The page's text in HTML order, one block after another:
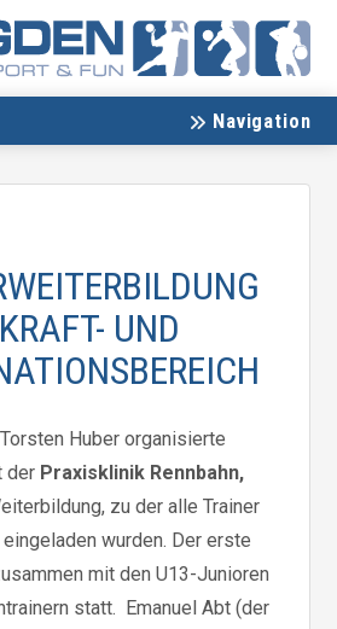
Navigation
UND
Huber organisierte
der Praxisklinik Rennbahn,
zu der alle Trainer
wurden. Der erste
mit den U13-Junioren
statt. Emanuel Abt (der